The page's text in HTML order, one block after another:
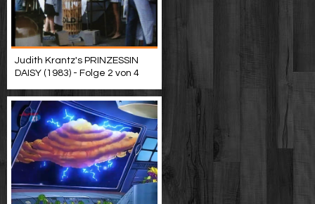
Judith Krantz's PRINZESSIN
DAISY (1983) - Folge 2 von 4